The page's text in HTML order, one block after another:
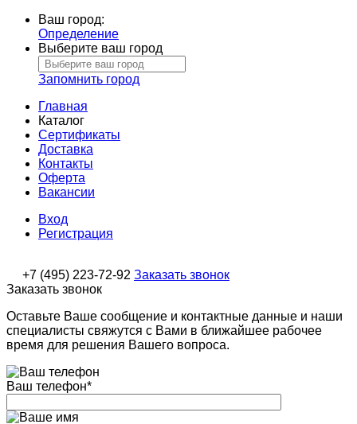
Ваш город:
Определение
Выберите ваш город
Запомнить город
Главная
Каталог
Сертификаты
Доставка
Контакты
Оферта
Вакансии
Вход
Регистрация
+7 (495) 223-72-92 Заказать звонок
Заказать звонок
Оставьте Ваше сообщение и контактные данные и наши
специалисты свяжутся с Вами в ближайшее рабочее
время для решения Вашего вопроса.
Ваш телефон*